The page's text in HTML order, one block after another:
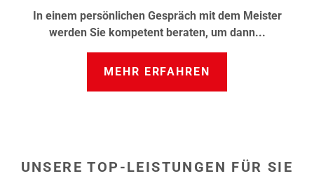
In einem persönlichen Gespräch mit dem Meister
werden Sie kompetent beraten, um dann...
MEHR ERFAHREN
UNSERE TOP-LEISTUNGEN FÜR SIE